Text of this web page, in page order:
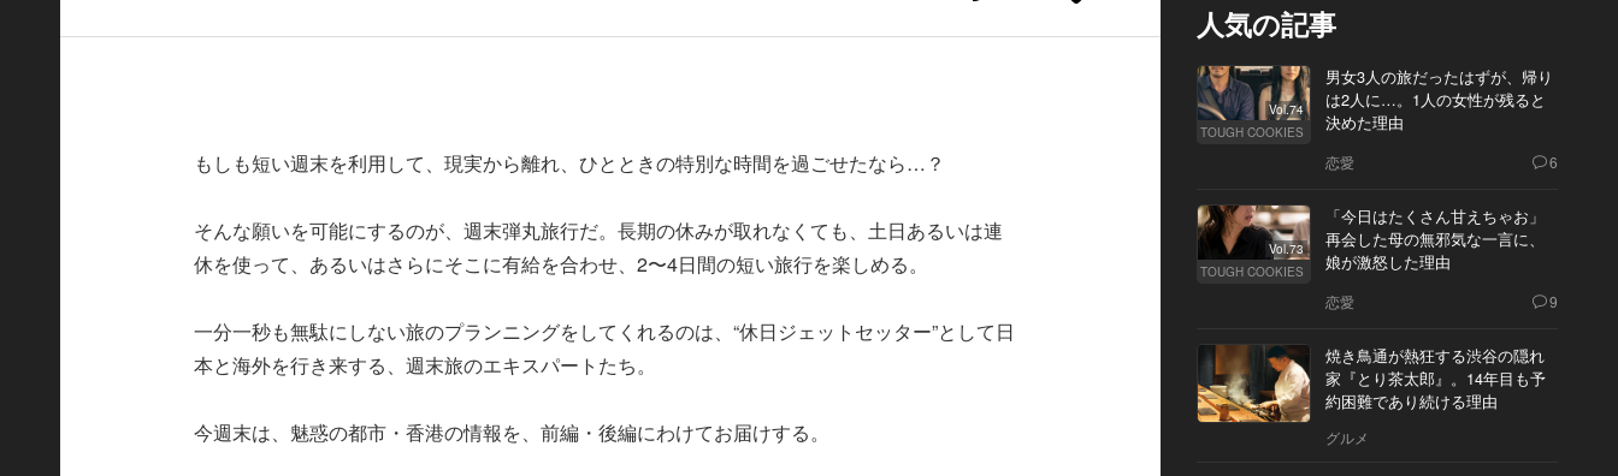
もしも短い週末を利用して、現実から離れ、ひとときの特別な時間を過ごせたなら…？
そんな願いを可能にするのが、週末弾丸旅行だ。長期の休みが取れなくても、土日あるいは連
休を使って、あるいはさらにそこに有給を合わせ、2〜4日間の短い旅行を楽しめる。
一分一秒も無駄にしない旅のプランニングをしてくれるのは、“休日ジェットセッター”として日
本と海外を行き来する、週末旅のエキスパートたち。
今週末は、魅惑の都市・香港の情報を、前編・後編にわけてお届けする。
人気の記事
Vol.74
TOUGH COOKIES
男女3人の旅だったはずが、帰り
は2人に…。1人の女性が残ると
決めた理由
恋愛 6
Vol.73
TOUGH COOKIES
「今日はたくさん甘えちゃお」
再会した母の無邪気な一言に、
娘が激怒した理由
恋愛 9
焼き鳥通が熱狂する渋谷の隠れ
家『とり茶太郎』。14年目も予
約困難であり続ける理由
グルメ